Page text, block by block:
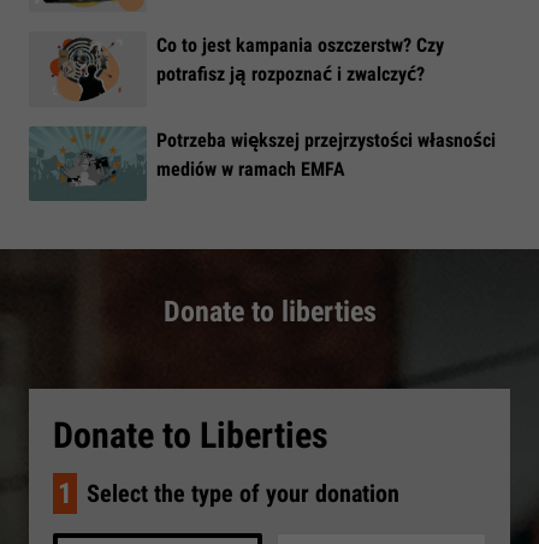
​Co to jest kampania oszczerstw? Czy
potrafisz ją rozpoznać i zwalczyć?
​Potrzeba większej przejrzystości własności
mediów w ramach EMFA
Donate to liberties
Donate to Liberties
1 Select the type of your donation